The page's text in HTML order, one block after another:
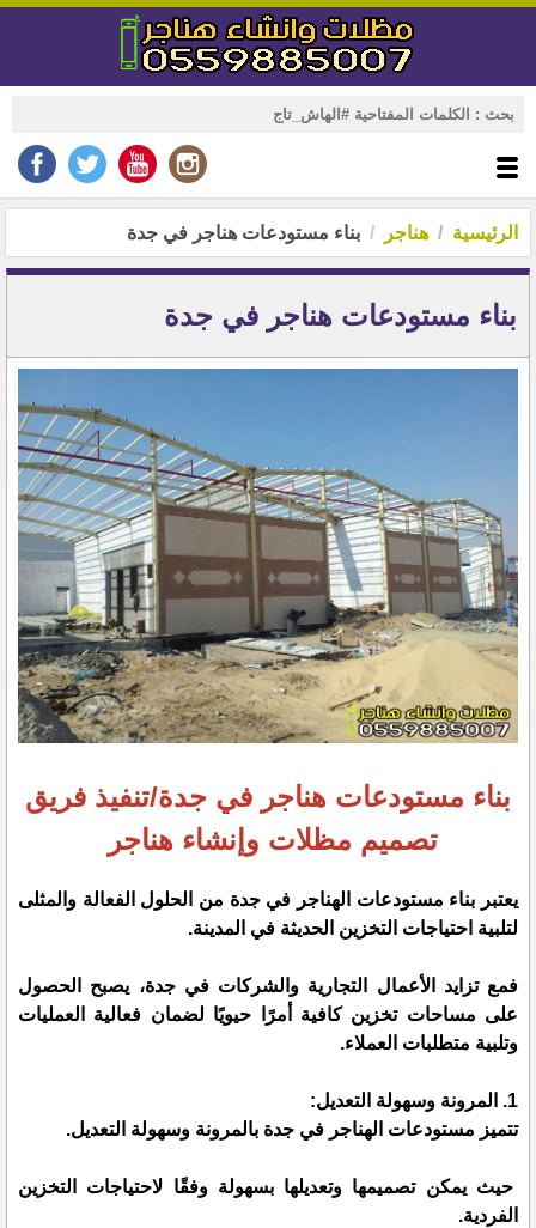
الرئيسية هناجر بناء مستودعات هناجر في جدة
بناء مستودعات هناجر في جدة
بناء مستودعات هناجر في جدة/تنفيذ فريق
تصميم مظلات وإنشاء هناجر
يعتبر بناء مستودعات الهناجر في جدة من الحلول الفعالة والمثلى
لتلبية احتياجات التخزين الحديثة في المدينة.
فمع تزايد الأعمال التجارية والشركات في جدة، يصبح الحصول
على مساحات تخزين كافية أمرًا حيويًا لضمان فعالية العمليات
وتلبية متطلبات العملاء.
1. المرونة وسهولة التعديل:
تتميز مستودعات الهناجر في جدة بالمرونة وسهولة التعديل.
حيث يمكن تصميمها وتعديلها بسهولة وفقًا لاحتياجات التخزين
الفردية.